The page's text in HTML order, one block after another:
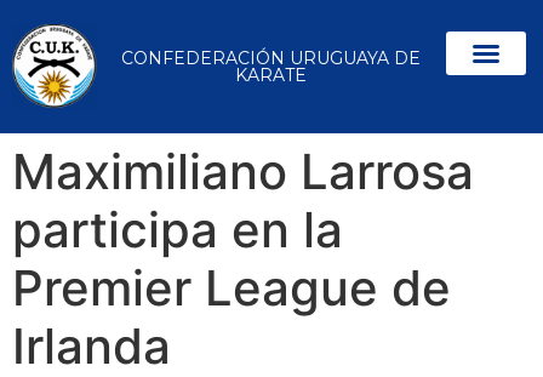
CONFEDERACIÓN URUGUAYA DE
KARATE
Maximiliano Larrosa
participa en la
Premier League de
Irlanda